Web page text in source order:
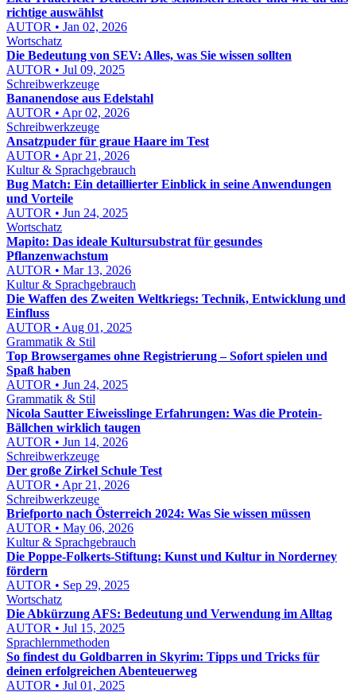
richtige auswählst
AUTOR • Jan 02, 2026
Wortschatz
Die Bedeutung von SEV: Alles, was Sie wissen sollten
AUTOR • Jul 09, 2025
Schreibwerkzeuge
Bananendose aus Edelstahl
AUTOR • Apr 02, 2026
Schreibwerkzeuge
Ansatzpuder für graue Haare im Test
AUTOR • Apr 21, 2026
Kultur & Sprachgebrauch
Bug Match: Ein detaillierter Einblick in seine Anwendungen
und Vorteile
AUTOR • Jun 24, 2025
Wortschatz
Mapito: Das ideale Kultursubstrat für gesundes
Pflanzenwachstum
AUTOR • Mar 13, 2026
Kultur & Sprachgebrauch
Die Waffen des Zweiten Weltkriegs: Technik, Entwicklung und
Einfluss
AUTOR • Aug 01, 2025
Grammatik & Stil
Top Browsergames ohne Registrierung – Sofort spielen und
Spaß haben
AUTOR • Jun 24, 2025
Grammatik & Stil
Nicola Sautter Eiweisslinge Erfahrungen: Was die Protein-
Bällchen wirklich taugen
AUTOR • Jun 14, 2026
Schreibwerkzeuge
Der große Zirkel Schule Test
AUTOR • Apr 21, 2026
Schreibwerkzeuge
Briefporto nach Österreich 2024: Was Sie wissen müssen
AUTOR • May 06, 2026
Kultur & Sprachgebrauch
Die Poppe-Folkerts-Stiftung: Kunst und Kultur in Norderney
fördern
AUTOR • Sep 29, 2025
Wortschatz
Die Abkürzung AFS: Bedeutung und Verwendung im Alltag
AUTOR • Jul 15, 2025
Sprachlernmethoden
So findest du Goldbarren in Skyrim: Tipps und Tricks für
deinen erfolgreichen Abenteuerweg
AUTOR • Jul 01, 2025